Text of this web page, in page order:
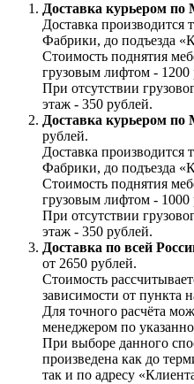
Доставка курьером по
Доставка производится
Фабрики, до подъезда
Стоимость поднятия
грузовым лифтом - 1200
При отсутствии
этаж - 350 рублей.
Доставка курьером по
рублей.
Доставка производится
Фабрики, до подъезда
Стоимость поднятия
грузовым лифтом - 1000
При отсутствии
этаж - 350 рублей.
Доставка по всей
от 2650 рублей.
Стоимость
зависимости от пункта
Для точного расчёта
менеджером по
При выборе данного
произведена как до
так и по адресу